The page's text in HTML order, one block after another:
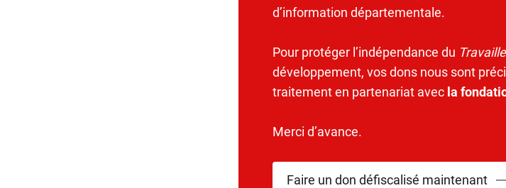
d’information départementale.
Pour protéger l’indépendance du
développement, vos dons nous sont
traitement en partenariat avec la
Merci d’avance.
Faire un don défiscalisé maintenant